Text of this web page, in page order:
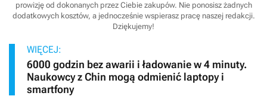
prowizję od dokonanych przez Ciebie zakupów. Nie ponosisz żadnych
dodatkowych kosztów, a jednocześnie wspierasz pracę naszej redakcji.
Dziękujemy!
WIĘCEJ:
6000 godzin bez awarii i ładowanie w 4 minuty.
Naukowcy z Chin mogą odmienić laptopy i
smartfony